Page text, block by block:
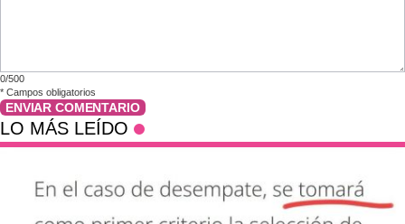
0/500
* Campos obligatorios
ENVIAR COMENTARIO
LO MÁS LEÍDO